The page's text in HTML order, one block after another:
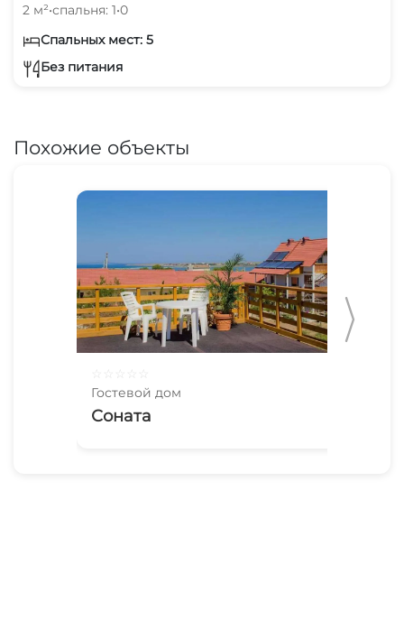
2 м²•спальня: 1•0
Спальных мест: 5
Без питания
Похожие объекты
Гостевой дом
Соната